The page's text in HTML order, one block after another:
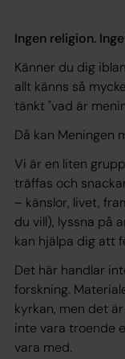
Ingen religion.
Känner du dig
allt känns så
tänkt "vad är
Då kan Meningen
Vi är en liten
träffas och
– känslor, livet,
du vill), lyssna på
kan hjälpa dig att
Det här handlar
forskning.
kyrkan, men det
inte vara troende
vara med.